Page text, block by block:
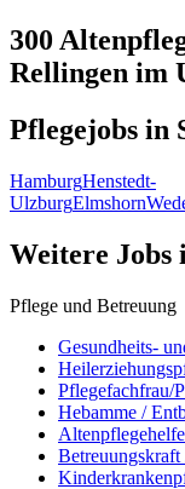
300
Rellingen im
Pflegejobs in
HamburgHenstedt-
UlzburgElmshorn
Weitere Jobs
Pflege und Betreuung
Gesundheits-
Pflegefachfrau/
Hebamme /